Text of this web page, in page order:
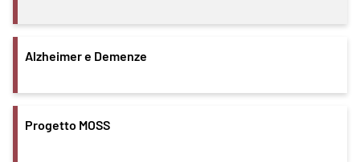
Alzheimer e Demenze
Progetto MOSS